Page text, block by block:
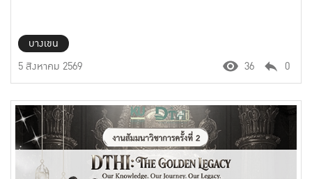
บางเขน
5 สิงหาคม 2569
36 0